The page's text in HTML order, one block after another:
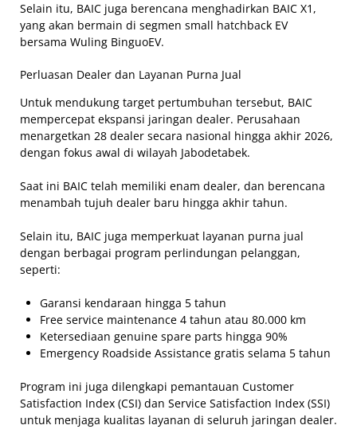
Selain itu, BAIC juga berencana menghadirkan BAIC X1,
yang akan bermain di segmen small hatchback EV
bersama Wuling BinguoEV.
Perluasan Dealer dan Layanan Purna Jual
Untuk mendukung target pertumbuhan tersebut, BAIC
mempercepat ekspansi jaringan dealer. Perusahaan
menargetkan 28 dealer secara nasional hingga akhir 2026,
dengan fokus awal di wilayah Jabodetabek.
Saat ini BAIC telah memiliki enam dealer, dan berencana
menambah tujuh dealer baru hingga akhir tahun.
Selain itu, BAIC juga memperkuat layanan purna jual
dengan berbagai program perlindungan pelanggan,
seperti:
Garansi kendaraan hingga 5 tahun
Free service maintenance 4 tahun atau 80.000 km
Ketersediaan genuine spare parts hingga 90%
Emergency Roadside Assistance gratis selama 5 tahun
Program ini juga dilengkapi pemantauan Customer
Satisfaction Index (CSI) dan Service Satisfaction Index (SSI)
untuk menjaga kualitas layanan di seluruh jaringan dealer.